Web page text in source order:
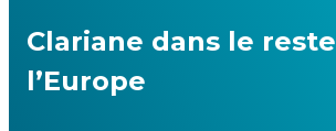
Clariane dans le
l’Europe